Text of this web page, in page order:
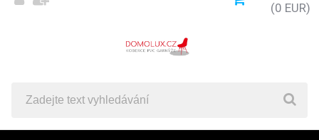
(0 EUR)